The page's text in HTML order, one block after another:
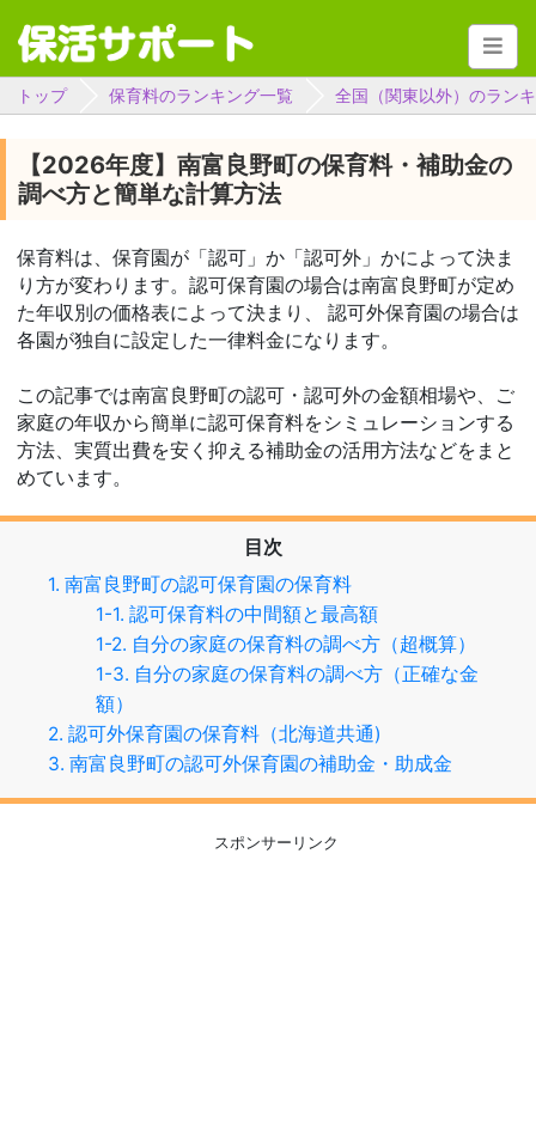
トップ 保育料のランキング一覧 全国（関東以外）のラン
【2026年度】南富良野町の保育料・補助金の
調べ方と簡単な計算方法
保育料は、保育園が「認可」か「認可外」かによって決ま
り方が変わります。認可保育園の場合は南富良野町が定め
た年収別の価格表によって決まり、 認可外保育園の場合は
各園が独自に設定した一律料金になります。
この記事では南富良野町の認可・認可外の金額相場や、ご
家庭の年収から簡単に認可保育料をシミュレーションする
方法、実質出費を安く抑える補助金の活用方法などをまと
めています。
目次
1. 南富良野町の認可保育園の保育料
1-1. 認可保育料の中間額と最高額
1-2. 自分の家庭の保育料の調べ方（超概算）
1-3. 自分の家庭の保育料の調べ方（正確な金
額）
2. 認可外保育園の保育料（北海道共通)
3. 南富良野町の認可外保育園の補助金・助成金
スポンサーリンク